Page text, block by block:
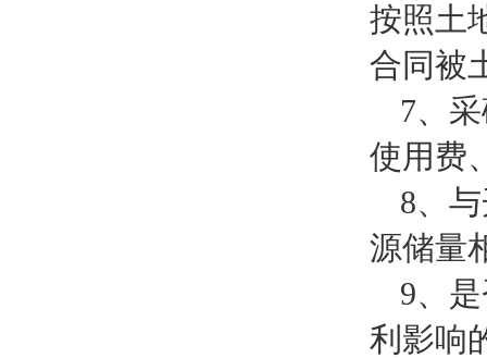
按照土
合同被
7、
使用费
8、
源储量
9、
利影响